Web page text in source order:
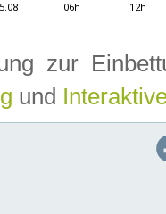
zur
und